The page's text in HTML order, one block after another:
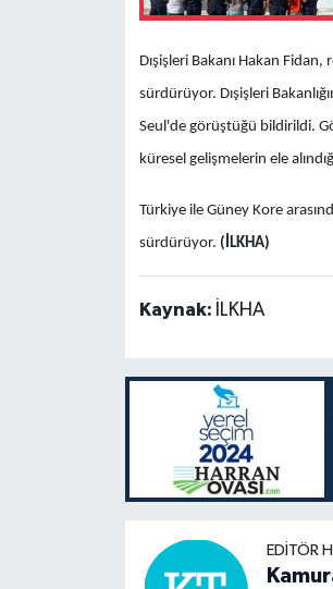
Dışişleri Bakanı Hakan
sürdürüyor. Dışişleri
Seul'de görüştüğü bildirildi.
küresel gelişmelerin ele
Türkiye ile Güney Kore
sürdürüyor. (İLKHA)
Kaynak: İLKHA
EDITÖR